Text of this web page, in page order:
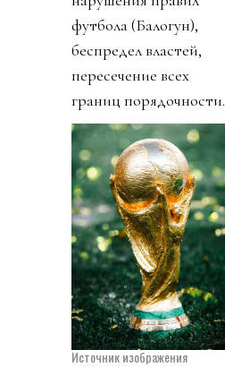
футбола (Балогун),
беспредел властей,
пересечение всех
границ порядочности.
Источник изображения